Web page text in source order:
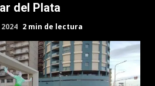
del Plata
2 min de lectura